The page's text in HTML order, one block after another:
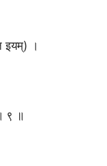
इयम्) ।
९ ॥